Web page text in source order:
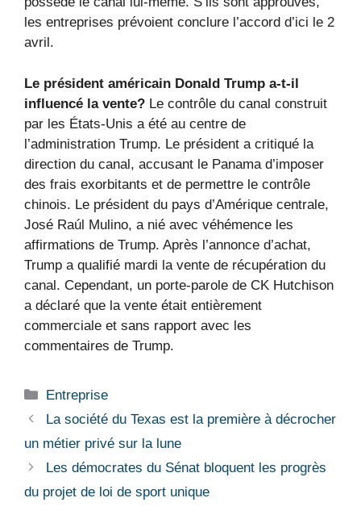
les entreprises prévoient conclure l’accord d’ici le 2
avril.
Le président américain Donald Trump a-t-il
influencé la vente? Le contrôle du canal construit
par les États-Unis a été au centre de
l’administration Trump. Le président a critiqué la
direction du canal, accusant le Panama d’imposer
des frais exorbitants et de permettre le contrôle
chinois. Le président du pays d’Amérique centrale,
José Raúl Mulino, a nié avec véhémence les
affirmations de Trump. Après l’annonce d’achat,
Trump a qualifié mardi la vente de récupération du
canal. Cependant, un porte-parole de CK Hutchison
a déclaré que la vente était entièrement
commerciale et sans rapport avec les
commentaires de Trump.
Catégories
Entreprise
La société du Texas est la première à décrocher
un métier privé sur la lune
Les démocrates du Sénat bloquent les progrès
du projet de loi de sport unique